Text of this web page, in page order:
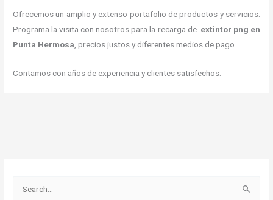
Ofrecemos un amplio y extenso portafolio de productos y servicios.
Programa la visita con nosotros para la recarga de extintor png en
Punta Hermosa , precios justos y diferentes medios de pago.
Contamos con años de experiencia y clientes satisfechos.